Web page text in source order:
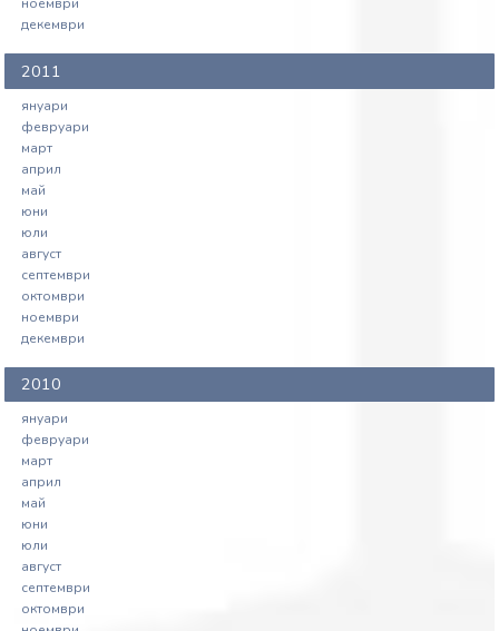
ноември
декември
2011
януари
февруари
март
април
май
юни
юли
август
септември
октомври
ноември
декември
2010
януари
февруари
март
април
май
юни
юли
август
септември
октомври